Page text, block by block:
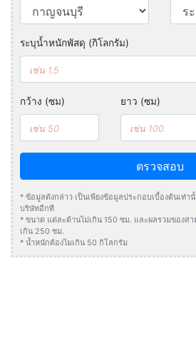
ระบุน้ำหนักพัสดุ (กิโลกรัม)
กว้าง (ซม) ยาว (ซม)
ตรวจสอบ
* ข้อมูลดังกล่าว เป็นเพียงข้อมูลประกอบเบื้องต้นเท่
บริษัทอีกที
* ขนาด แต่ละด้านไม่เกิน 150 ซม. และผลรวมของสา
เกิน 250 ซม.
* น้ำหนักต้องไมเกิน 50 กิโลกรัม